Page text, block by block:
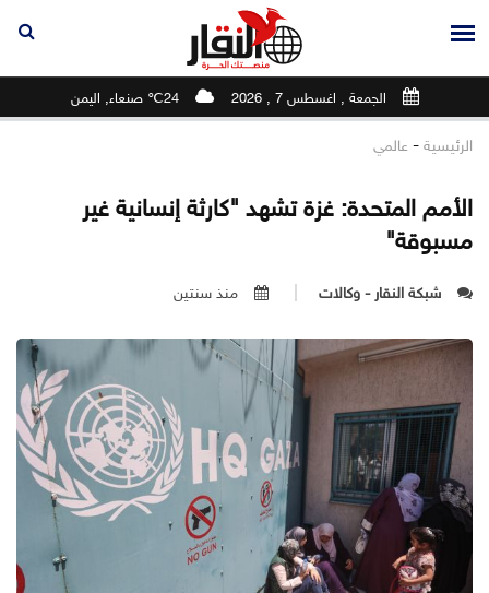
الجمعة , اغسطس 7 , 2026 24℃ صنعاء, اليمن
الرئيسية - عالمي
الأمم المتحدة: غزة تشهد "كارثة إنسانية غير
مسبوقة"
شبكة النقار - وكالات منذ سنتين